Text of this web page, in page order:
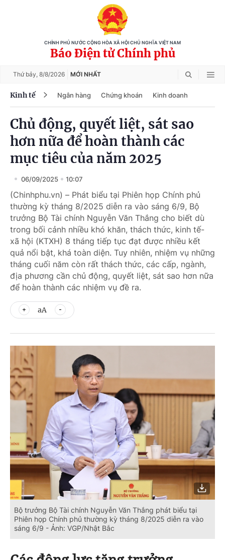
CHÍNH PHỦ NƯỚC CỘNG HÒA XÃ HỘI CHỦ NGHĨA VIỆT NAM
Báo Điện tử Chính phủ
Thứ bảy, 8/8/2026 MỚI NHẤT
Kinh tế Ngân hàng Chứng khoán Kinh doanh
Chủ động, quyết liệt, sát sao
hơn nữa để hoàn thành các
mục tiêu của năm 2025
06/09/2025 10:07
(Chinhphu.vn) – Phát biểu tại Phiên họp Chính phủ
thường kỳ tháng 8/2025 diễn ra vào sáng 6/9, Bộ
trưởng Bộ Tài chính Nguyễn Văn Thắng cho biết dù
trong bối cảnh nhiều khó khăn, thách thức, kinh tế-
xã hội (KTXH) 8 tháng tiếp tục đạt được nhiều kết
quả nổi bật, khá toàn diện. Tuy nhiên, nhiệm vụ những
tháng cuối năm còn rất thách thức, các cấp, ngành,
địa phương cần chủ động, quyết liệt, sát sao hơn nữa
để hoàn thành các nhiệm vụ đề ra.
aA
Bộ trưởng Bộ Tài chính Nguyễn Văn Thắng phát biểu tại
Phiên họp Chính phủ thường kỳ tháng 8/2025 diễn ra vào
sáng 6/9 - Ảnh: VGP/Nhật Bắc